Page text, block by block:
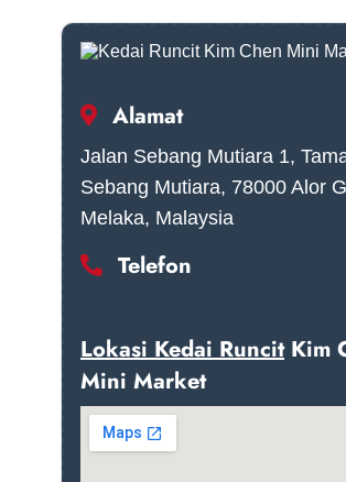
Alamat
Jalan Sebang Mutiara 1,
Sebang Mutiara, 78000 Alor
Melaka, Malaysia
Telefon
Lokasi Kedai RuncitKim
Mini Market